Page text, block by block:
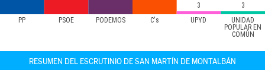
PP PSOE PODEMOS C's UPYD
UNIDAD
POPULAR EN
COMÚN
3 3
RESUMEN DEL ESCRUTINIO DE SAN MARTÍN DE MONTALBÁN